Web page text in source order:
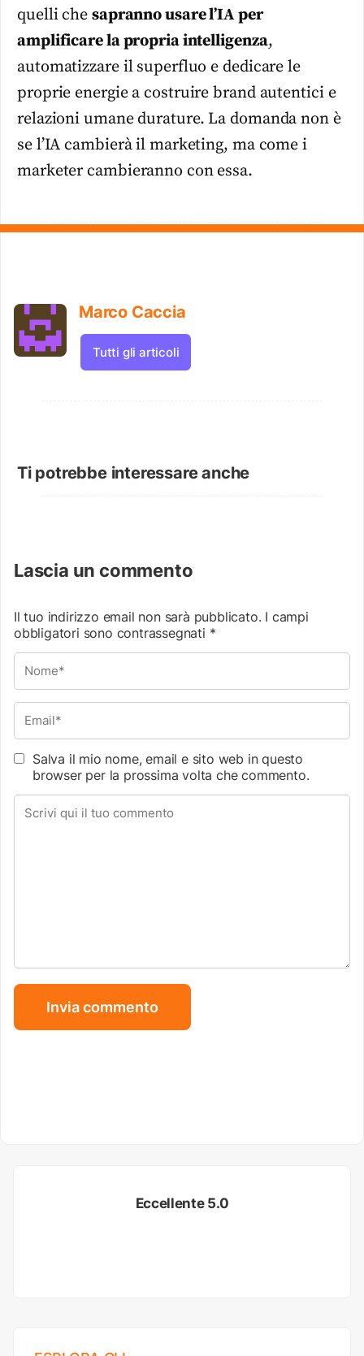
quelli che sapranno usare l’IA per
amplificare la propria intelligenza,
automatizzare il superfluo e dedicare le
proprie energie a costruire brand autentici e
relazioni umane durature. La domanda non è
se l’IA cambierà il marketing, ma come i
marketer cambieranno con essa.
Marco Caccia
Tutti gli articoli
Ti potrebbe interessare anche
Lascia un commento
Il tuo indirizzo email non sarà pubblicato. I campi
obbligatori sono contrassegnati *
Salva il mio nome, email e sito web in questo
browser per la prossima volta che commento.
Eccellente 5.0